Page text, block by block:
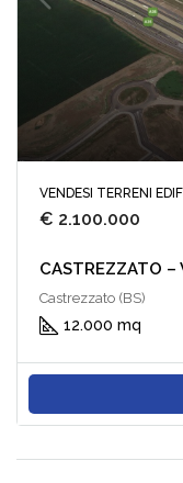
VENDESI TERRENI
€ 2.100.000
CASTREZZATO
Castrezzato (BS)
12.000 mq